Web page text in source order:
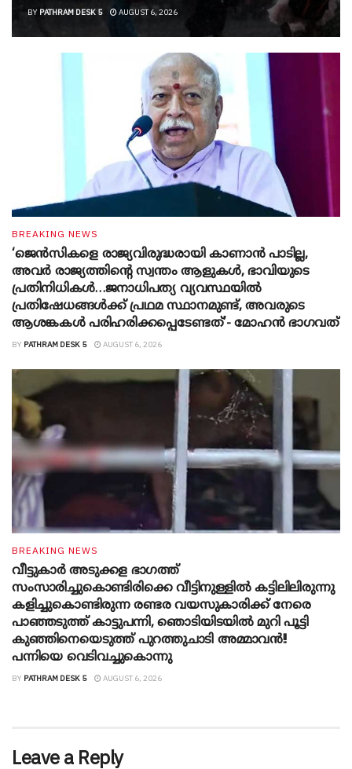
BY PATHRAM DESK 5 AUGUST 6, 2026
BREAKING NEWS
‘ജെൻസികളെ രാജ്യവിരുദ്ധരായി കാണാൻ പാടില്ല,
അവർ രാജ്യത്തിന്റെ സ്വന്തം ആളുകൾ, ഭാവിയുടെ
പ്രതിനിധികൾ…ജനാധിപത്യ വ്യവസ്ഥയിൽ
പ്രതിഷേധങ്ങൾക്ക് പ്രഥമ സ്ഥാനമുണ്ട്, അവരുടെ
ആശങ്കകൾ പരിഹരിക്കപ്പെടേണ്ടത്’- മോഹൻ ഭാ​ഗവത്
BY PATHRAM DESK 5 AUGUST 6, 2026
BREAKING NEWS
വീട്ടുകാർ അ‌ടുക്കള ഭാ​ഗത്ത്
സംസാരിച്ചുകൊണ്ടിരിക്കെ വീട്ടിനുള്ളിൽ കട്ടിലിലിരുന്നു
കളിച്ചുകൊണ്ടിരുന്ന രണ്ടര വയസുകാരിക്ക് നേരെ
പാഞ്ഞടുത്ത് കാട്ടുപന്നി, ‍ഞൊടിയി‌ടയിൽ മുറി പൂട്ടി
കുഞ്ഞിനെയെടുത്ത് പുറത്തുചാടി അമ്മാവൻ!!
പന്നിയെ വെടിവച്ചുകൊന്നു
BY PATHRAM DESK 5 AUGUST 6, 2026
Leave a Reply